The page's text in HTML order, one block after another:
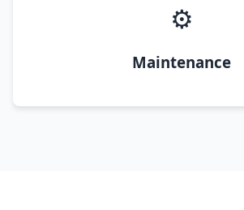
⚙️
Maintenance